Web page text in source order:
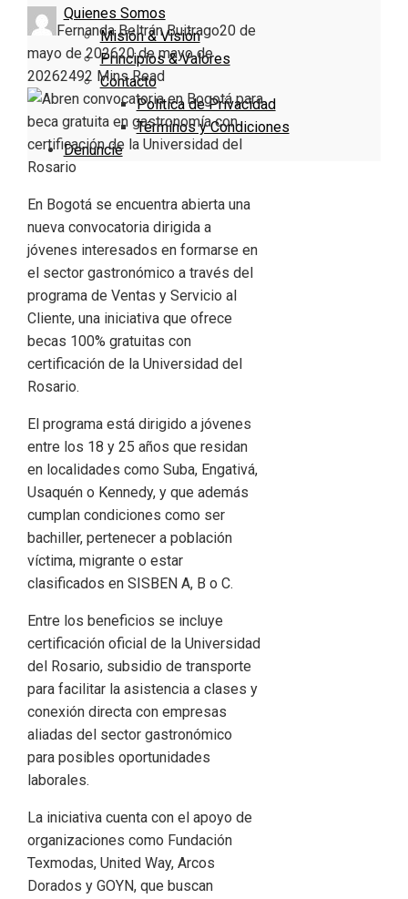
Quienes Somos
Misión & Visión
Principios & Valores
Contacto
Política de Privacidad
Términos y Condiciones
Denuncie
Fernanda Beltrán Buitrago20 de
mayo de 202620 de mayo de
20262492 Mins Read
En Bogotá se encuentra abierta una
nueva convocatoria dirigida a
jóvenes interesados en formarse en
el sector gastronómico a través del
programa de Ventas y Servicio al
Cliente, una iniciativa que ofrece
becas 100% gratuitas con
certificación de la Universidad del
Rosario.
El programa está dirigido a jóvenes
entre los 18 y 25 años que residan
en localidades como Suba, Engativá,
Usaquén o Kennedy, y que además
cumplan condiciones como ser
bachiller, pertenecer a población
víctima, migrante o estar
clasificados en SISBEN A, B o C.
Entre los beneficios se incluye
certificación oficial de la Universidad
del Rosario, subsidio de transporte
para facilitar la asistencia a clases y
conexión directa con empresas
aliadas del sector gastronómico
para posibles oportunidades
laborales.
La iniciativa cuenta con el apoyo de
organizaciones como Fundación
Texmodas, United Way, Arcos
Dorados y GOYN, que buscan